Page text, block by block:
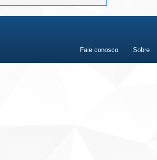
Fale conosco Sobre